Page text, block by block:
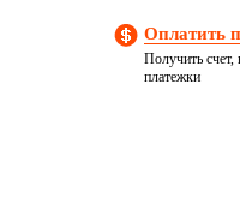
Оплатить
Получить счет,
платежки